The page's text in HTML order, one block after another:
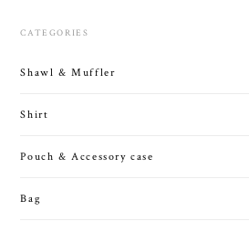
CATEGORIES
Shawl & Muffler
Shirt
Pouch & Accessory case
Bag